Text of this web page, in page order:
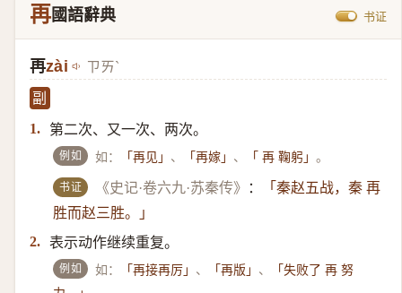
再國語辭典 书证
再zài ㄗㄞˋ
副
1.
第二次、又一次、两次。
例如 如： 「再见」 、 「再嫁」 、 「 再 鞠躬」。
书证 《史记·卷六九·苏秦传》 ：
「秦赵五战，秦 再
胜而赵三胜。」
2. 表示动作继续重复。
例如 如： 「再接再厉」 、 「再版」 、
「失败了 再 努